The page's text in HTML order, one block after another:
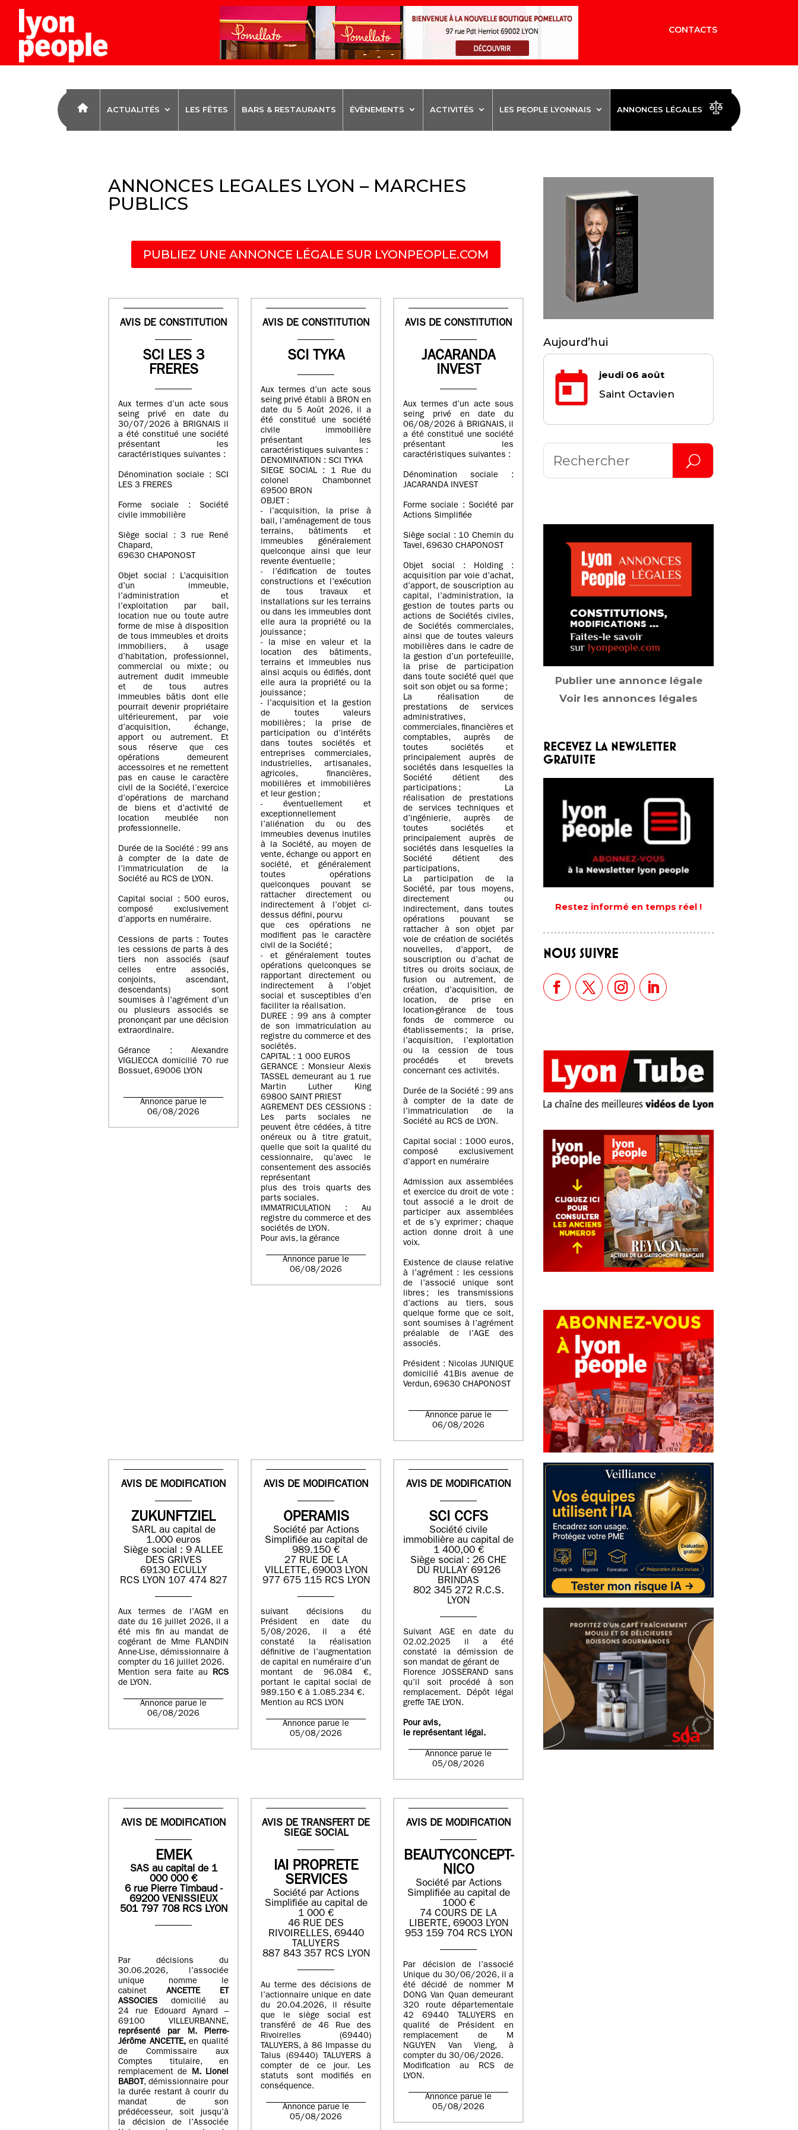
CONTACTS
ACTUALITÉS LES FÊTES BARS & RESTAURANTS ÉVÈNEMENTS ACTIVITÉS LES PEOPLE LYONNAIS ANNONCES LÉGALES
ANNONCES LEGALES LYON – MARCHES
PUBLICS
PUBLIEZ UNE ANNONCE LÉGALE SUR LYONPEOPLE.COM
AVIS DE CONSTITUTION
SCI LES 3
FRERES
Aux termes d’un acte sous
seing privé en date du
30/07/2026 à BRIGNAIS il
a été constitué une société
présentant les
caractéristiques suivantes :
Dénomination sociale : SCI
LES 3 FRERES
Forme sociale : Société
civile immobilière
Siège social : 3 rue René
Chapard,
69630 CHAPONOST
Objet social : L’acquisition
d’un immeuble,
l’administration et
l’exploitation par bail,
location nue ou toute autre
forme de mise à disposition
de tous immeubles et droits
immobiliers, à usage
d’habitation, professionnel,
commercial ou mixte ; ou
autrement dudit immeuble
et de tous autres
immeubles bâtis dont elle
pourrait devenir propriétaire
ultérieurement, par voie
d’acquisition, échange,
apport ou autrement. Et
sous réserve que ces
opérations demeurent
accessoires et ne remettent
pas en cause le caractère
civil de la Société, l’exercice
d’opérations de marchand
de biens et d’activité de
location meublée non
professionnelle.
Durée de la Société : 99 ans
à compter de la date de
l’immatriculation de la
Société au RCS de LYON.
Capital social : 500 euros,
composé exclusivement
d’apports en numéraire.
Cessions de parts : Toutes
les cessions de parts à des
tiers non associés (sauf
celles entre associés,
conjoints, ascendant,
descendants) sont
soumises à l’agrément d’un
ou plusieurs associés se
prononçant par une décision
extraordinaire.
Gérance : Alexandre
VIGLIECCA domicilié 70 rue
Bossuet, 69006 LYON
Annonce parue le
06/08/2026
AVIS DE CONSTITUTION
SCI TYKA
Aux termes d’un acte sous
seing privé établi à BRON en
date du 5 Août 2026, il a
été constitué une société
civile immobilière
présentant les
caractéristiques suivantes :
DENOMINATION : SCI TYKA
SIEGE SOCIAL : 1 Rue du
colonel Chambonnet
69500 BRON
OBJET :
- l’acquisition, la prise à
bail, l’aménagement de tous
terrains, bâtiments et
immeubles généralement
quelconque ainsi que leur
revente éventuelle ;
- l’édification de toutes
constructions et l’exécution
de tous travaux et
installations sur les terrains
ou dans les immeubles dont
elle aura la propriété ou la
jouissance ;
- la mise en valeur et la
location des bâtiments,
terrains et immeubles nus
ainsi acquis ou édifiés, dont
elle aura la propriété ou la
jouissance ;
- l’acquisition et la gestion
de toutes valeurs
mobilières ; la prise de
participation ou d’intérêts
dans toutes sociétés et
entreprises commerciales,
industrielles, artisanales,
agricoles, financières,
mobilières et immobilières
et leur gestion ;
- éventuellement et
exceptionnellement
l’aliénation du ou des
immeubles devenus inutiles
à la Société, au moyen de
vente, échange ou apport en
société, et généralement
toutes opérations
quelconques pouvant se
rattacher directement ou
indirectement à l’objet ci-
dessus défini, pourvu
que ces opérations ne
modifient pas le caractère
civil de la Société ;
- et généralement toutes
opérations quelconques se
rapportant directement ou
indirectement à l’objet
social et susceptibles d’en
faciliter la réalisation.
DUREE : 99 ans à compter
de son immatriculation au
registre du commerce et des
sociétés.
CAPITAL : 1 000 EUROS
GERANCE : Monsieur Alexis
TASSEL demeurant au 1 rue
Martin Luther King
69800 SAINT PRIEST
AGREMENT DES CESSIONS :
Les parts sociales ne
peuvent être cédées, à titre
onéreux ou à titre gratuit,
quelle que soit la qualité du
cessionnaire, qu’avec le
consentement des associés
représentant
plus des trois quarts des
parts sociales.
IMMATRICULATION : Au
registre du commerce et des
sociétés de LYON.
Pour avis, la gérance
Annonce parue le
06/08/2026
AVIS DE CONSTITUTION
JACARANDA
INVEST
Aux termes d’un acte sous
seing privé en date du
06/08/2026 à BRIGNAIS, il
a été constitué une société
présentant les
caractéristiques suivantes :
Dénomination sociale :
JACARANDA INVEST
Forme sociale : Société par
Actions Simplifiée
Siège social : 10 Chemin du
Tavel, 69630 CHAPONOST
Objet social : Holding :
acquisition par voie d’achat,
d’apport, de souscription au
capital, l’administration, la
gestion de toutes parts ou
actions de Sociétés civiles,
de Sociétés commerciales,
ainsi que de toutes valeurs
mobilières dans le cadre de
la gestion d’un portefeuille,
la prise de participation
dans toute société quel que
soit son objet ou sa forme ;
La réalisation de
prestations de services
administratives,
commerciales, financières et
comptables, auprès de
toutes sociétés et
principalement auprès de
sociétés dans lesquelles la
Société détient des
participations ; La
réalisation de prestations
de services techniques et
d’ingénierie, auprès de
toutes sociétés et
principalement auprès de
sociétés dans lesquelles la
Société détient des
participations,
La participation de la
Société, par tous moyens,
directement ou
indirectement, dans toutes
opérations pouvant se
rattacher à son objet par
voie de création de sociétés
nouvelles, d’apport, de
souscription ou d’achat de
titres ou droits sociaux, de
fusion ou autrement, de
création, d’acquisition, de
location, de prise en
location-gérance de tous
fonds de commerce ou
établissements ; la prise,
l’acquisition, l’exploitation
ou la cession de tous
procédés et brevets
concernant ces activités.
Durée de la Société : 99 ans
à compter de la date de
l’immatriculation de la
Société au RCS de LYON.
Capital social : 1000 euros,
composé exclusivement
d’apport en numéraire
Admission aux assemblées
et exercice du droit de vote :
tout associé a le droit de
participer aux assemblées
et de s’y exprimer ; chaque
action donne droit à une
voix.
Existence de clause relative
à l’agrément : les cessions
de l’associé unique sont
libres ; les transmissions
d’actions au tiers, sous
quelque forme que ce soit,
sont soumises à l’agrément
préalable de l’AGE des
associés.
Président : Nicolas JUNIQUE
domicilié 41Bis avenue de
Verdun, 69630 CHAPONOST
Annonce parue le
06/08/2026
AVIS DE MODIFICATION
ZUKUNFTZIEL
SARL au capital de
1.000 euros
Siège social : 9 ALLEE
DES GRIVES
69130 ECULLY
RCS LYON 107 474 827
Aux termes de l’AGM en
date du 16 juillet 2026, il a
été mis fin au mandat de
cogérant de Mme FLANDIN
Anne-Lise, démissionnaire à
compter du 16 juillet 2026.
Mention sera faite au RCS
de LYON.
Annonce parue le
06/08/2026
AVIS DE MODIFICATION
OPERAMIS
Société par Actions
Simplifiée au capital de
989.150 €
27 RUE DE LA
VILLETTE, 69003 LYON
977 675 115 RCS LYON
suivant décisions du
Président en date du
5/08/2026, il a été
constaté la réalisation
définitive de l’augmentation
de capital en numéraire d’un
montant de 96.084 €,
portant le capital social de
989.150 € à 1.085.234 €.
Mention au RCS LYON
Annonce parue le
05/08/2026
AVIS DE MODIFICATION
SCI CCFS
Société civile
immobilière au capital de
1 400,00 €
Siège social : 26 CHE
DU RULLAY 69126
BRINDAS
802 345 272 R.C.S.
LYON
Suivant AGE en date du
02.02.2025 il a été
constaté la démission de
son mandat de gérant de
Florence JOSSERAND sans
qu’il soit procédé à son
remplacement. Dépôt légal
greffe TAE LYON.
Pour avis,
le représentant légal.
Annonce parue le
05/08/2026
AVIS DE MODIFICATION
EMEK
SASau capital de 1
000 000€
6 rue Pierre Timbaud -
69200 VENISSIEUX
501 797 708 RCS LYON
Par décisions du
30.06.2026, l’associée
unique nomme le
cabinet ANCETTE ET
ASSOCIES
domicilié au
24 rue Edouard Aynard –
69100 VILLEURBANNE,
représenté par M.Pierre-
Jérôme ANCETTE, en qualité
de Commissaire aux
Comptes titulaire, en
remplacement de M.Lionel
BABOT, démissionnaire pour
la durée restant à courir du
mandat de son
prédécesseur, soit jusqu’à
la décision de l’Associée
AVIS DE TRANSFERT DE
SIEGE SOCIAL
IAI PROPRETE
SERVICES
Société par Actions
Simplifiée au capital de
1 000 €
46 RUE DES
RIVOIRELLES, 69440
TALUYERS
887 843 357 RCS LYON
Au terme des décisions de
l’actionnaire unique en date
du 20.04.2026, il résulte
que le siège social est
transféré de 46 Rue des
Rivoirelles (69440)
TALUYERS, à 86 Impasse du
Talus (69440) TALUYERS à
compter de ce jour. Les
statuts sont modifiés en
conséquence.
Annonce parue le
05/08/2026
AVIS DE MODIFICATION
BEAUTYCONCEPT-
NICO
Société par Actions
Simplifiée au capital de
1000 €
74 COURS DE LA
LIBERTE, 69003 LYON
953 159 704 RCS LYON
Par décision de l’associé
Unique du 30/06/2026, il a
été décidé de nommer M
DONG Van Quan demeurant
320 route départementale
42 69440 TALUYERS en
qualité de Président en
remplacement de M
NGUYEN Van Vieng, à
compter du 30/06/2026.
Modification au RCS de
LYON.
Annonce parue le
05/08/2026
Aujourd’hui
jeudi 06 août
Saint Octavien
Publier une annonce légale
Voir les annonces légales
RECEVEZ LA NEWSLETTER
GRATUITE
Restez informé en temps réel !
NOUS SUIVRE